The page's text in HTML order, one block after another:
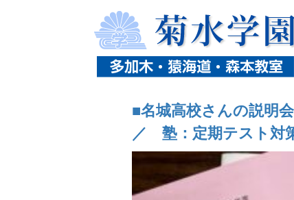
ホーム ニュース
タグ「名城高校」の記事一
■名城高校さんの説明
／ 塾：定期テスト対